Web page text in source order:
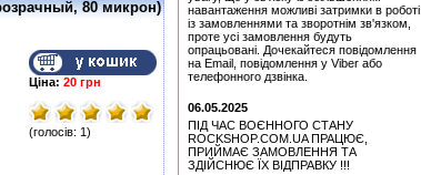
80 микрон)
Ціна: 20 грн
(голосів: 1)
(Green) Колекційний
Simon, Paul - Graceland
(25th Anniversary Edition)
(CD+DVD)
Hart, Beth & Bonamassa,
Медіатор Accept Uwe Lulis
Медіатор Jyrki
навантаження можливі затримки в роботі
із замовленнями та зворотнім зв'язком,
проте усі замовлення будуть
опрацьовані. Дочекайтеся повідомлення
на Email, повідомлення у Viber або
телефонного дзвінка.
06.05.2025
ПІД ЧАС ВОЄННОГО СТАНУ
ROCKSHOP.COM.UA ПРАЦЮЄ,
ПРИЙМАЄ ЗАМОВЛЕННЯ ТА
ЗДІЙСНЮЄ ЇХ ВІДПРАВКУ !!!